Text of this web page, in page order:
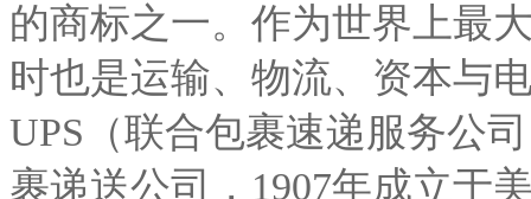
的商标之一。作为世界上最
时也是运输、物流、资本与
UPS（联合包裹速递服务公
裹递送公司，1907年成立于